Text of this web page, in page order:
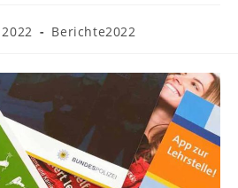
Berichte2022